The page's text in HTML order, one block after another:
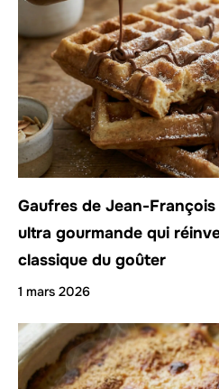
Gaufres de Jean-
ultra gourmande qui
classique du goûter
1 mars 2026